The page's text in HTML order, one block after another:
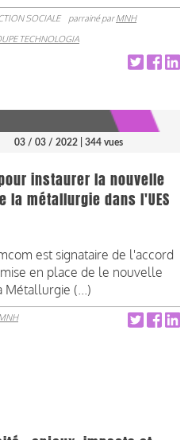
SOCIALE parrainé parMNH
TECHNOLOGIA
03 / 03 / 2022 | 344 vues
instaurer la nouvelle
métallurgie dans l'UES
est signataire de l'accord
en place de le nouvelle
Métallurgie (...)